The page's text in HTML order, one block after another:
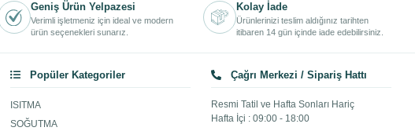
Geniş Ürün Yelpazesi
Verimli işletmeniz için ideal ve modern
ürün seçenekleri sunarız.
Kolay İade
Ürünlerinizi teslim aldığınız tarihten
itibaren 14 gün içinde iade edebilirsiniz.
Popüler Kategoriler
ISITMA
SOĞUTMA
Çağrı Merkezi / Sipariş Hattı
Resmi Tatil ve Hafta Sonları Hariç
Hafta İçi : 09:00 - 18:00